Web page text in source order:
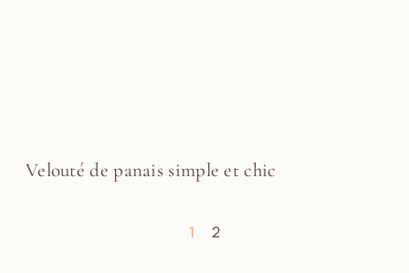
Velouté de panais simple et chic
1 2